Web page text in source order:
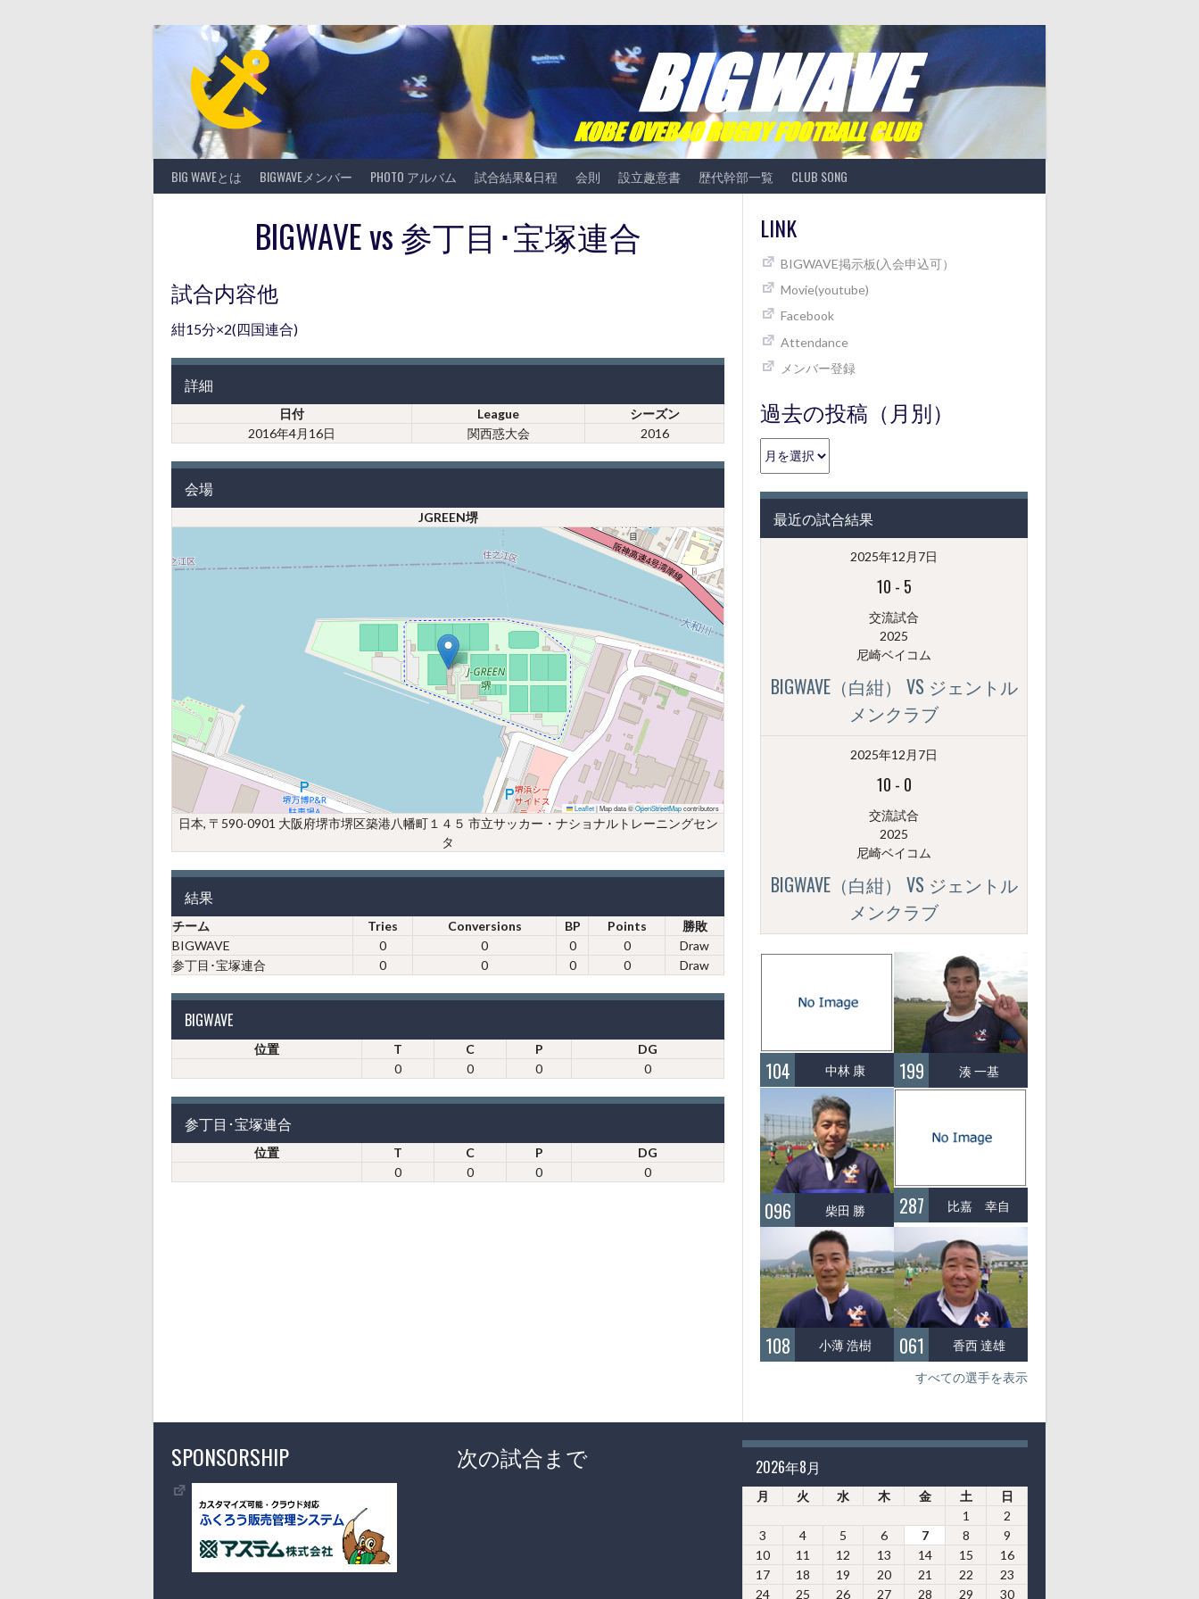
BIG WAVEとは BIGWAVEメンバー PHOTO アルバム 試合結果&日程 会則 設立趣意書 歴代幹部一覧 CLUB SONG
BIGWAVE vs 参丁目･宝塚連合
試合内容他
紺15分×2(四国連合)
詳細
日付 League
シーズン
2016年4月16日
関西惑大会 2016
会場
JGREEN堺
Leaflet|Map data ©OpenStreetMapcontributors
日本, 〒590-0901 大阪府堺市堺区築港八幡町１４５ 市立サッカー・ナショナルトレーニングセン
タ
結果
チーム Tries Conversions BP Points
勝敗
BIGWAVE
0 0 0 0
Draw
参丁目･宝塚連合
0 0 0 0 Draw
BIGWAVE
位置 T C P
DG
0
0 0 0
参丁目･宝塚連合
位置 T C P
DG
0
0 0 0
LINK
BIGWAVE掲示板(入会申込可）
Movie(youtube)
Facebook
Attendance
メンバー登録
過去の投稿（月別）
去
投
（月
最近の試合結果
2025年12月7日
10 - 5
交流試合
2025
尼崎ベイコム
BIGWAVE（白紺） VS ジェントル
メンクラブ
2025年12月7日
10 - 0
交流試合
2025
尼崎ベイコム
BIGWAVE（白紺） VS ジェントル
メンクラブ
104 中林 康 199 湊 一基
096 柴田 勝 287 比嘉 幸自
108 小薄 浩樹 061 香西 達雄
すべての選手を表示
SPONSORSHIP 次の試合まで 2026年8月
月 火 水 木 金 土
日
1
2
3
4 5 6 7 8
9
10
11 12 13 14 15
16
17
18 19 20 21 22
23
24
25 26 27 28 29 30